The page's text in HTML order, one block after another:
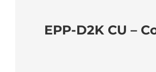
EPP-D2K CU –